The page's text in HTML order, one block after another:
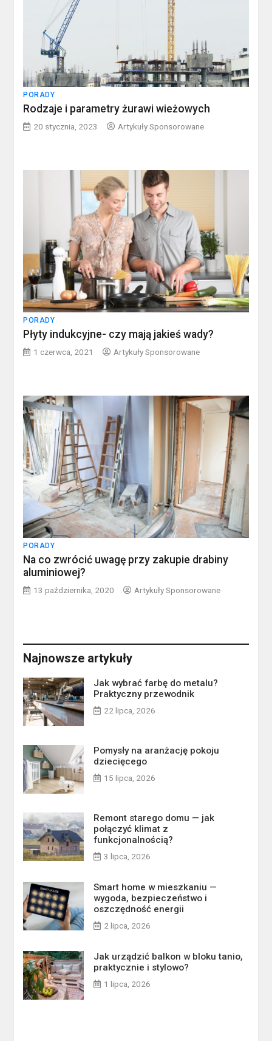
PORADY
Rodzaje i para­me­try żurawi wie­żo­wych
20 stycznia, 2023 Artykuły Sponsorowane
PORADY
Płyty indukcyjne- czy mają jakieś wady?
1 czerwca, 2021 Artykuły Sponsorowane
PORADY
Na co zwrócić uwagę przy zakupie drabiny
aluminiowej?
13 października, 2020 Artykuły Sponsorowane
Najnowsze artykuły
Jak wybrać farbę do metalu?
Praktyczny przewodnik
22 lipca, 2026
Pomysły na aranżację pokoju
dziecięcego
15 lipca, 2026
Remont starego domu — jak
połączyć klimat z
funkcjonalnością?
3 lipca, 2026
Smart home w mieszkaniu —
wygoda, bezpieczeństwo i
oszczędność energii
2 lipca, 2026
Jak urządzić balkon w bloku tanio,
praktycznie i stylowo?
1 lipca, 2026